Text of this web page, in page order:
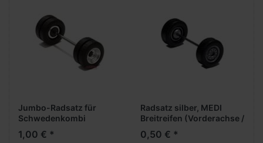
Jumbo-Radsatz für
Schwedenkombi
chrom/schwarz
1,00 € *
Radsatz silber, MEDI
Breitreifen (Vorderachse /
Aufliegerachse)
0,50 € *